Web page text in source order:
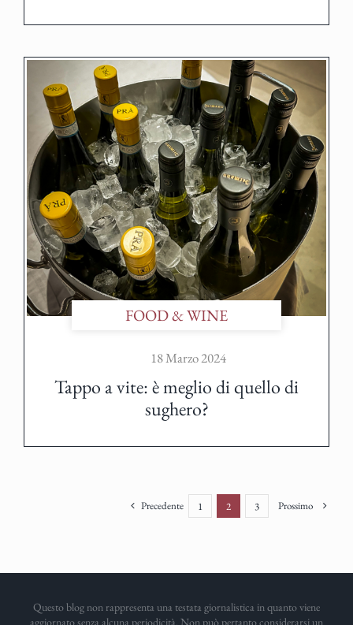
FOOD & WINE
18 Marzo 2024
Tappo a vite: è meglio di quello di
sughero?
Precedente 1 2 3 Prossimo
Questo blog non rappresenta una testata giornalistica in quanto viene
aggiornato senza alcuna periodicità. Non può pertanto considerarsi un